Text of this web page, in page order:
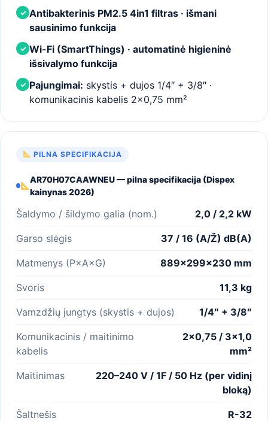
✓ Antibakterinis PM2.5 4in1 filtras · išmani
sausinimo funkcija
✓ Wi-Fi (SmartThings) · automatinė higieninė
išsivalymo funkcija
✓ Pajungimai: skystis + dujos 1/4″ + 3/8″ ·
komunikacinis kabelis 2×0,75 mm²
PILNA SPECIFIKACIJA
AR70H07CAAWNEU — pilna specifikacija (Dispex
kainynas 2026)
Šaldymo / šildymo galia (nom.) 2,0 / 2,2 kW
Garso slėgis 37 / 16 (A/Ž) dB(A)
Matmenys (P×A×G) 889×299×230 mm
Svoris 11,3 kg
Vamzdžių jungtys (skystis + dujos) 1/4″ + 3/8″
Komunikacinis / maitinimo
kabelis
2×0,75 / 3×1,0
mm²
Maitinimas
220–240 V / 1F / 50 Hz (per vidinį
bloką)
Šaltnešis R-32